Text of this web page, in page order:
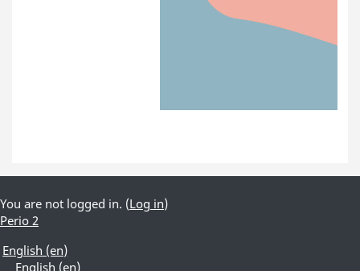
You are not logged in. (Log in)
Perio 2
English ‎(en)‎
English ‎(en)‎